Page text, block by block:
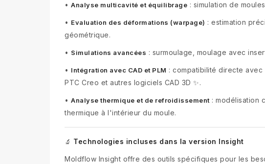
• Analyse multicavité et équilibrage : simulation de
• Evaluation des déformations (warpage) : estimation
géométrique.
• Simulations avancées : surmoulage, moulage avec
• Intégration avec CAD et PLM : compatibilité directe avec
PTC Creo et autres logiciels CAD 3D ✨.
• Analyse thermique et de refroidissement : modélisation
thermique à l'intérieur du moule.
🔬 Technologies incluses dans la version Insight
Moldflow Insight offre des outils spécifiques pour les